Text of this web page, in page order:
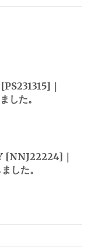
｜
した。
｜
した。